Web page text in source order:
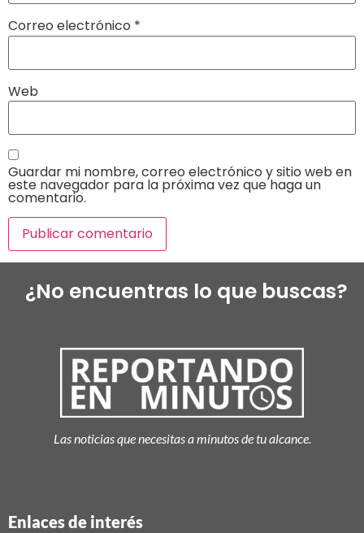
Correo electrónico *
Web
Guardar mi nombre, correo electrónico y sitio web en
este navegador para la próxima vez que haga un
comentario.
¿No encuentras lo que buscas?
Las noticias que necesitas a minutos de tu alcance.
Enlaces de interés